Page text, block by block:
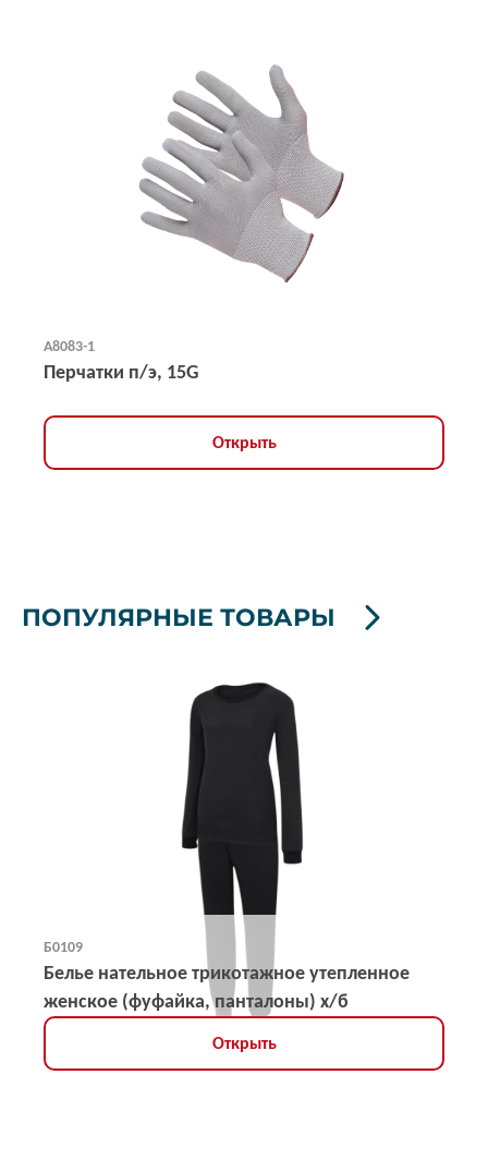
А8083-1
Перчатки п/э, 15G
Открыть
ПОПУЛЯРНЫЕ ТОВАРЫ
Б0109
Белье нательное трикотажное утепленное
женское (фуфайка, панталоны) х/б
Открыть